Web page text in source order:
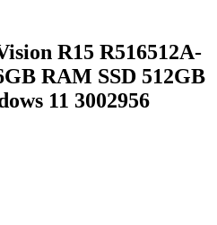
R15 R516512A-
RAM SSD 512GB
11 3002956